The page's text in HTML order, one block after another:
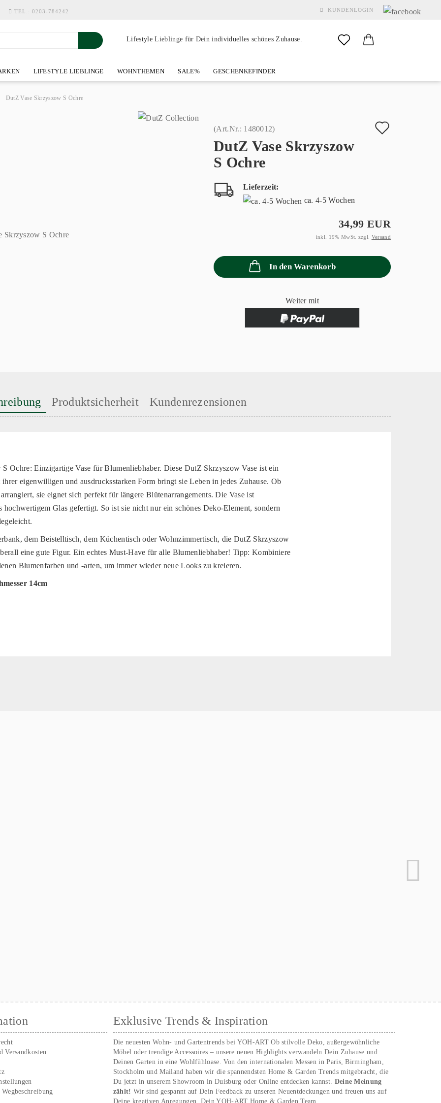
KUNDENLOGIN
Konto erstellen
TEL.: 0203-784242
Lifestyle Lieblinge für Dein individuelles schönes Zuhause.
LIFESTYLE LIEBLINGE WOHNTHEMEN SALE% GESCHENKEFINDER
DutZ Vase Skrzyszow S Ochre
(Art.Nr.: 1480012)
DutZ Vase Skrzyszow
S Ochre
Lieferzeit:
ca. 4-5 Wochen
34,99 EUR
inkl. 19% MwSt. zzgl. Versand
In den Warenkorb
Weiter mit
Produktsicherheit Kundenrezensionen
Ochre: Einzigartige Vase für Blumenliebhaber. Diese DutZ Skrzyszow Vase ist ein
eigenwilligen und ausdrucksstarken Form bringt sie Leben in jedes Zuhause. Ob
sie eignet sich perfekt für längere Blütenarrangements. Die Vase ist
hochwertigem Glas gefertigt. So ist sie nicht nur ein schönes Deko-Element, sondern
dem Beistelltisch, dem Küchentisch oder Wohnzimmertisch, die DutZ Skrzyszow
eine gute Figur. Ein echtes Must-Have für alle Blumenliebhaber! Tipp: Kombiniere
Blumenfarben und -arten, um immer wieder neue Looks zu kreieren.
14cm
Versandkosten
Exklusive Trends & Inspiration
Die neuesten Wohn- und Gartentrends bei YOH‑ART Ob stilvolle Deko, außergewöhnliche
Möbel oder trendige Accessoires – unsere neuen Highlights verwandeln Dein Zuhause und
Deinen Garten in eine Wohlfühloase. Von den internationalen Messen in Paris, Birmingham,
Stockholm und Mailand haben wir die spannendsten Home & Garden Trends mitgebracht, die
Du jetzt in unserem Showroom in Duisburg oder Online entdecken kannst. Deine Meinung
zählt!Wir sind gespannt auf Dein Feedback zu unseren Neuentdeckungen und freuen uns auf
Deine kreativen Anregungen. Dein YOH‑ART Home & Garden Team.